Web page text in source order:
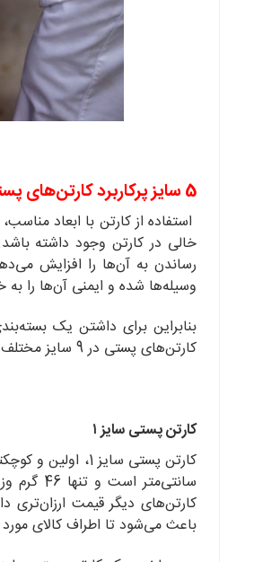
5سایز پرکاربرد کارتن‌های
استفاده از کارتن با ابعاد
خالی در کارتن وجود داشته
رساندن به آن‌ها را افزایش
وسیله‌ها شده و ایمنی آن‌ها را
بنابراین برای داشتن یک
کارتن‌های پستی در 9 سایز مختلف دسته‌بندی می‌شوند که 5 سایز از آن‌ها بسیار پرکاربرد‌تر هستند.
کارتن پستی سایز ۱
کارتن‌های دیگر قیمت ارزان‌تری
باعث می‌شود تا اطراف کالای